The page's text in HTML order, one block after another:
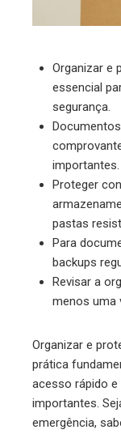
Organizar e
essencial
segurança.
importantes.
Proteger
pastas
Para
backups
Revisar a
menos uma
Organizar e
prática
acesso rápido
importantes.
emergência,